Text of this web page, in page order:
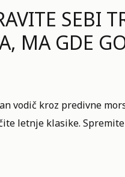
SEBI
MA GDE
vodič kroz predivne
letnje klasike.